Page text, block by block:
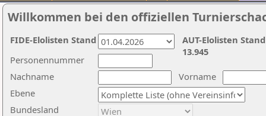
Willkommen bei den offiziellen
Nachname
Vorname
Ebene
Personennummer
Bundesland
AUT-Elolisten
13.945
FIDE-Elolisten Stand